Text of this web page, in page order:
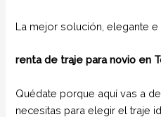
La mejor solución, elegante e
renta de traje para novio en
Quédate porque aquí vas a
necesitas para elegir el traje